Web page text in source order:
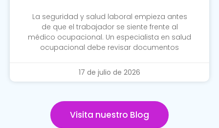
La seguridad y salud laboral empieza antes
de que el trabajador se siente frente al
médico ocupacional. Un especialista en salud
ocupacional debe revisar documentos
17 de julio de 2026
Visita nuestro Blog